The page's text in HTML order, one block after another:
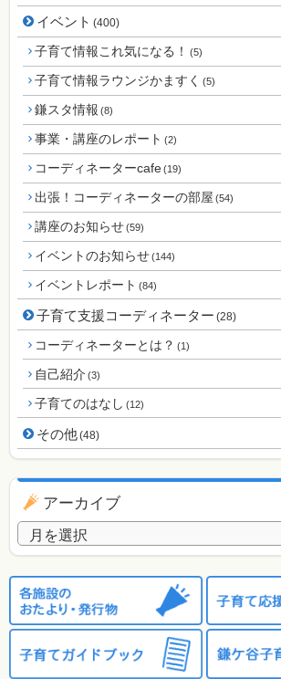
イベント (400)
子育て情報これ気になる！ (5)
子育て情報ラウンジかますく (5)
鎌スタ情報 (8)
事業・講座のレポート (2)
コーディネーターcafe(19)
出張！コーディネーターの部屋 (54)
講座のお知らせ(59)
イベントのお知らせ(144)
イベントレポート (84)
子育て支援コーディネーター (28)
コーディネーターとは？ (1)
自己紹介 (3)
子育てのはなし (12)
その他(48)
アーカイブ
アーカイブ